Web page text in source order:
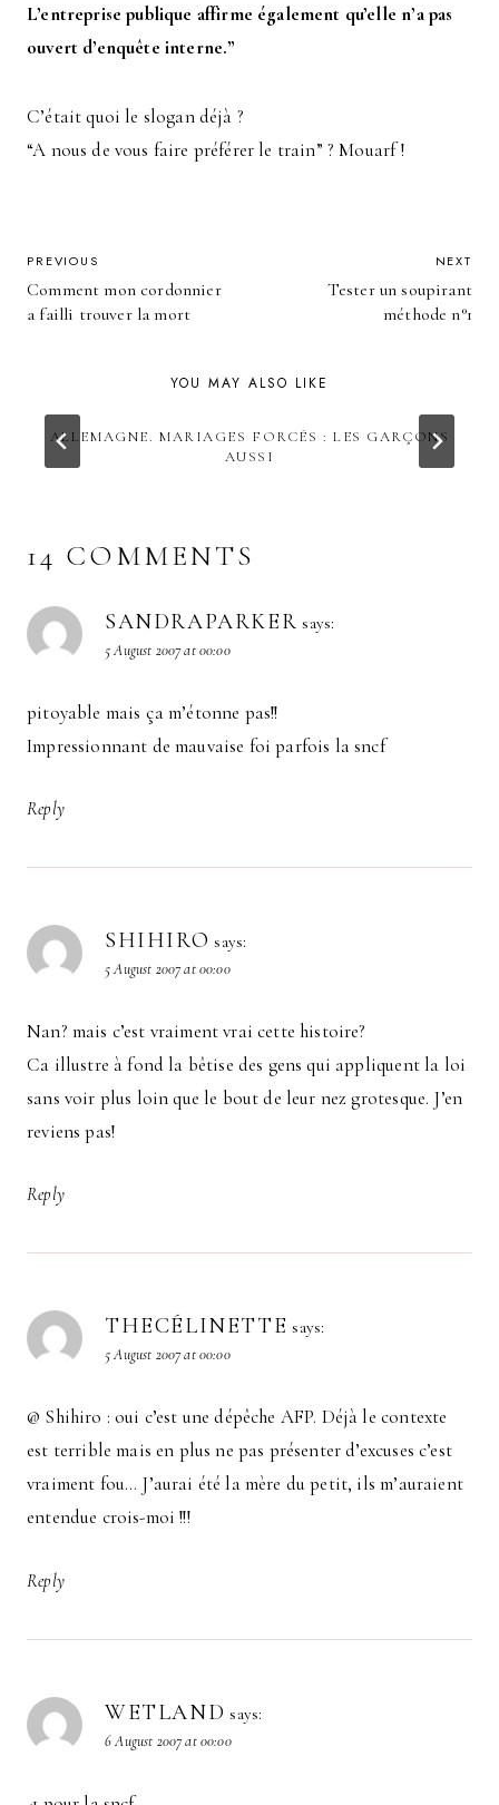
L’entreprise publique affirme également qu’elle n’a pas
ouvert d’enquête interne.”
C’était quoi le slogan déjà ?
“A nous de vous faire préférer le train” ? Mouarf !
POST
NAVIGATION
PREVIOUS
Comment mon cordonnier
a failli trouver la mort
NEXT
Tester un soupirant
méthode n°1
YOU MAY ALSO LIKE
ALLEMAGNE. MARIAGES FORCÉS : LES GARÇONS
AUSSI
14 COMMENTS
SANDRAPARKER says:
5 August 2007 at 00:00
pitoyable mais ça m’étonne pas!!
Impressionnant de mauvaise foi parfois la sncf
Reply
SHIHIRO says:
5 August 2007 at 00:00
Nan? mais c’est vraiment vrai cette histoire?
Ca illustre à fond la bêtise des gens qui appliquent la loi
sans voir plus loin que le bout de leur nez grotesque. J’en
reviens pas!
Reply
THECÉLINETTE says:
5 August 2007 at 00:00
@ Shihiro : oui c’est une dépêche AFP. Déjà le contexte
est terrible mais en plus ne pas présenter d’excuses c’est
vraiment fou… J’aurai été la mère du petit, ils m’auraient
entendue crois-moi !!!
Reply
WETLAND says:
6 August 2007 at 00:00